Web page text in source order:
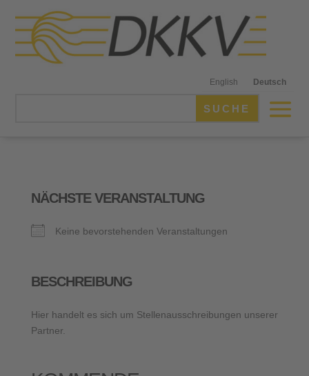
English Deutsch
NÄCHSTE VERANSTALTUNG
Keine bevorstehenden Veranstaltungen
BESCHREIBUNG
Hier handelt es sich um Stellenausschreibungen unserer
Partner.